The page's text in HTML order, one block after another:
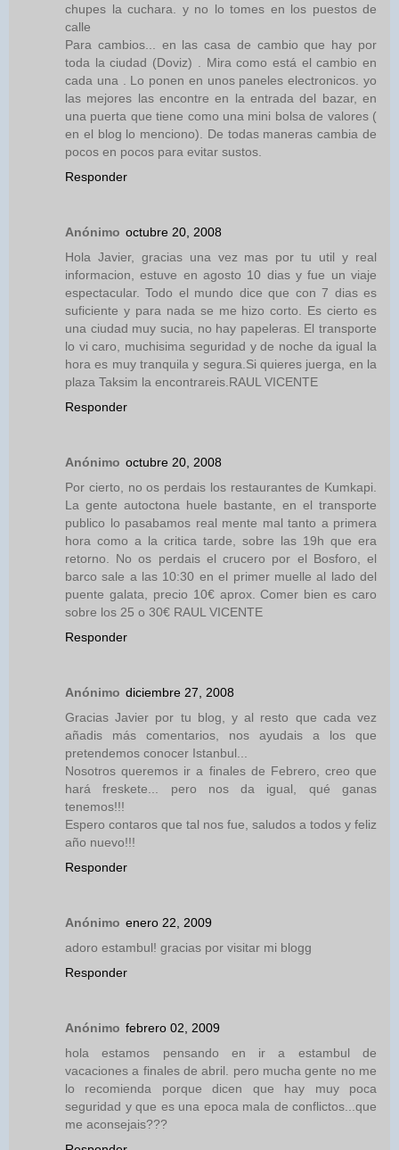
chupes la cuchara. y no lo tomes en los puestos de
calle
Para cambios... en las casa de cambio que hay por
toda la ciudad (Doviz) . Mira como está el cambio en
cada una . Lo ponen en unos paneles electronicos. yo
las mejores las encontre en la entrada del bazar, en
una puerta que tiene como una mini bolsa de valores (
en el blog lo menciono). De todas maneras cambia de
pocos en pocos para evitar sustos.
Responder
Anónimo octubre 20, 2008
Hola Javier, gracias una vez mas por tu util y real
informacion, estuve en agosto 10 dias y fue un viaje
espectacular. Todo el mundo dice que con 7 dias es
suficiente y para nada se me hizo corto. Es cierto es
una ciudad muy sucia, no hay papeleras. El transporte
lo vi caro, muchisima seguridad y de noche da igual la
hora es muy tranquila y segura.Si quieres juerga, en la
plaza Taksim la encontrareis.RAUL VICENTE
Responder
Anónimo octubre 20, 2008
Por cierto, no os perdais los restaurantes de Kumkapi.
La gente autoctona huele bastante, en el transporte
publico lo pasabamos real mente mal tanto a primera
hora como a la critica tarde, sobre las 19h que era
retorno. No os perdais el crucero por el Bosforo, el
barco sale a las 10:30 en el primer muelle al lado del
puente galata, precio 10€ aprox. Comer bien es caro
sobre los 25 o 30€ RAUL VICENTE
Responder
Anónimo diciembre 27, 2008
Gracias Javier por tu blog, y al resto que cada vez
añadis más comentarios, nos ayudais a los que
pretendemos conocer Istanbul...
Nosotros queremos ir a finales de Febrero, creo que
hará freskete... pero nos da igual, qué ganas
tenemos!!!
Espero contaros que tal nos fue, saludos a todos y feliz
año nuevo!!!
Responder
Anónimo enero 22, 2009
adoro estambul! gracias por visitar mi blogg
Responder
Anónimo febrero 02, 2009
hola estamos pensando en ir a estambul de
vacaciones a finales de abril. pero mucha gente no me
lo recomienda porque dicen que hay muy poca
seguridad y que es una epoca mala de conflictos...que
me aconsejais???